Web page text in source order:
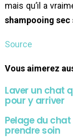
mais qu’il a
shampooing sec
Source
Vous aimerez
Laver un chat
pour y arriver
Pelage du
prendre soin